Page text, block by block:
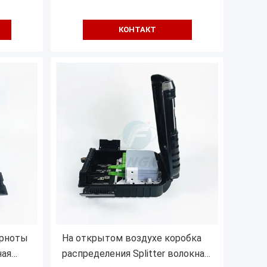
КОНТАКТ
На открытом воздухе коробка
распределения Splitter волокна